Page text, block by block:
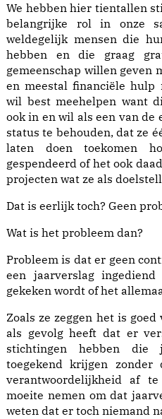
We hebben hier tientallen
belangrijke rol in onze
weldegelijk mensen die
hebben en die graag
gemeenschap willen geven
en meestal financiële hulp
wil best meehelpen want
ook in en wil als een van
status te behouden, dat ze
laten doen toekomen
gespendeerd of het ook
projecten wat ze als
Dat is eerlijk toch? Geen
Wat is het probleem dan?
Probleem is dat er geen
een jaarverslag
gekeken wordt of het
Zoals ze zeggen het is
als gevolg heeft dat er
stichtingen hebben die
toegekend krijgen
verantwoordelijkheid af
moeite nemen om dat
weten dat er toch niemand